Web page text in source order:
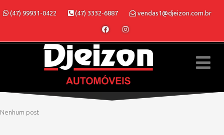
(47) 99931-0422 (47) 3332-6887 vendas1@djeizon.com.br
Nenhum post